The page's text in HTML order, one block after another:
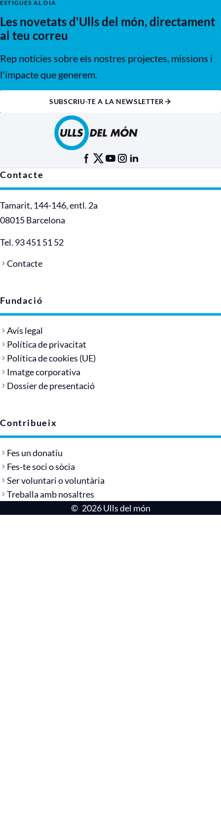
ESTIGUES AL DIA
Les novetats d'Ulls del món, directament
al teu correu
Rep notícies sobre els nostres projectes, missions i
l'impacte que generem.
SUBSCRIU-TE A LA NEWSLETTER
Contacte
Tamarit, 144-146, entl. 2a
08015 Barcelona
Tel. 93 451 51 52
Contacte
Fundació
Avís legal
Política de privacitat
Política de cookies (UE)
Imatge corporativa
Dossier de presentació
Contribueix
Fes un donatiu
Fes-te soci o sòcia
Ser voluntari o voluntària
Treballa amb nosaltres
© 2026 Ulls del món